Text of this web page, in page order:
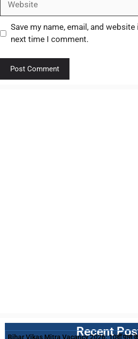
Save my name, email, and
next time I comment.
Recent
Bihar Vikas Mitra Vacancy 2026: 10वीं पास के लिए